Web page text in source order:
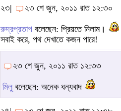
২৩| ২৩ শে জুন, ২০১১ রাত ১২:৩০
রুদ্রপ্রতাপ বলেছেন: প্রিয়তে নিলাম।
সবাই করে, পথ দেখাতে কজন পারে!
২৩ শে জুন, ২০১১ রাত ১২:৩৩
মিলু বলেছেন: অনেক ধন্যবাদ